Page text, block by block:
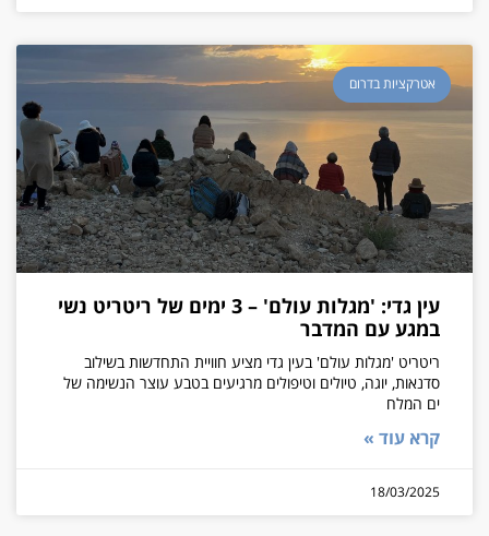
אטרקציות בדרום
עין גדי: 'מגלות עולם' – 3 ימים של ריטריט נשי
במגע עם המדבר
ריטריט 'מגלות עולם' בעין גדי מציע חוויית התחדשות בשילוב
סדנאות, יוגה, טיולים וטיפולים מרגיעים בטבע עוצר הנשימה של
ים המלח
קרא עוד »
18/03/2025